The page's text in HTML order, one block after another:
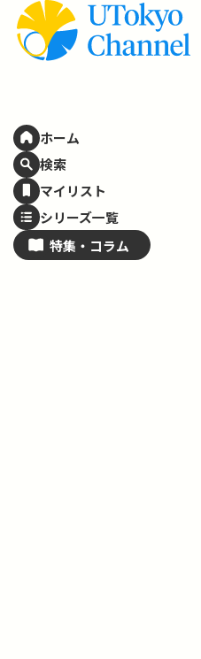
ホーム
検索
マイリスト
シリーズ一覧
特集・ コラム